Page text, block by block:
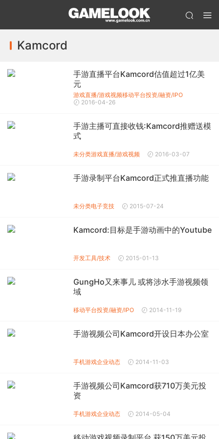
Kamcord
手游直播平台Kamcord估值超过1亿美
元
游戏直播/游戏视频移动平台投资/融资/IPO
2016-04-26
手游主播可直接收钱:Kamcord推赠送模
式
未分类游戏直播/游戏视频 2016-03-07
手游录制平台Kamcord正式推直播功能
未分类电子竞技 2015-07-24
Kamcord:目标是手游动画中的Youtube
开发工具/技术 2015-01-13
GungHo又来事儿 或将涉水手游视频领
域
移动平台投资/融资/IPO 2014-11-19
手游视频公司Kamcord开设日本办公室
手机游戏企业动态 2014-11-03
手游视频公司Kamcord获710万美元投
资
手机游戏企业动态 2014-05-04